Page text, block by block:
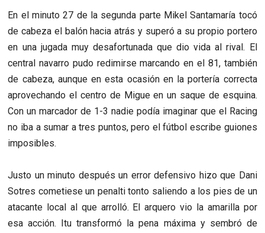
En el minuto 27 de la segunda parte Mikel Santamaría tocó
de cabeza el balón hacia atrás y superó a su propio portero
en una jugada muy desafortunada que dio vida al rival. El
central navarro pudo redimirse marcando en el 81, también
de cabeza, aunque en esta ocasión en la portería correcta
aprovechando el centro de Migue en un saque de esquina.
Con un marcador de 1-3 nadie podía imaginar que el Racing
no iba a sumar a tres puntos, pero el fútbol escribe guiones
imposibles.
Justo un minuto después un error defensivo hizo que Dani
Sotres cometiese un penalti tonto saliendo a los pies de un
atacante local al que arrolló. El arquero vio la amarilla por
esa acción. Itu transformó la pena máxima y sembró de